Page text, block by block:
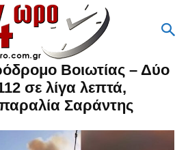
Βοιωτίας – Δύο
σε λίγα λεπτά,
Σαράντης